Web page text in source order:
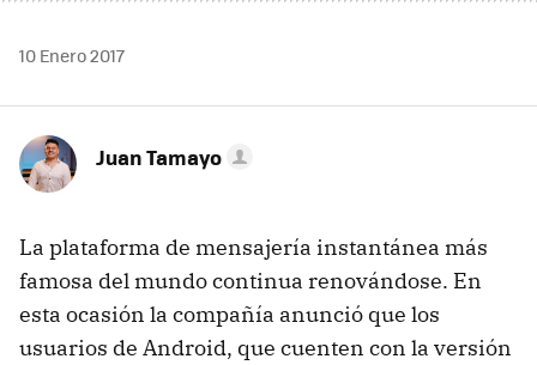
10 Enero 2017
Juan Tamayo
La plataforma de mensajería instantánea más
famosa del mundo continua renovándose. En
esta ocasión la compañía anunció que los
usuarios de Android, que cuenten con la versión